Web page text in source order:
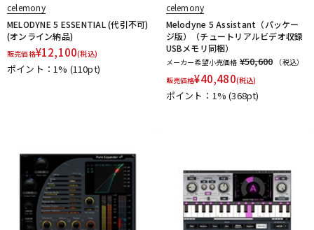
moog
Native Instruments
Nektar Technology
NEUMANN NOVATION Nugen Audio
O-R
OVERLOUD Oyaide PG Music
Pitch Innovations
Positive Grid
PreSonus
Prominy
Radial
S-T
SANWA SUPPLY SENNHEISER serato
SHURE
SLATE AUDIO
SlateDigital Softube
Sonarworks
Sonic Studio
Sonnox
SPECTRASONICS
SSL(Solid State Logic)
Steinberg
Steven Slate Audio
celemony
MELODYNE 5 ESSENTIAL (代引不可)
(オンライン納品)
販売価格¥12,100(税込)
ポイント：1% (110pt)
celemony
Melodyne 5 Assistant（パッケー
ジ版）（チュートリアルビデオ収録
USBメモリ同梱）
メーカー希望小売価格 ¥50,600
（税込）
販売価格¥40,480(税込)
ポイント：1%(368pt)